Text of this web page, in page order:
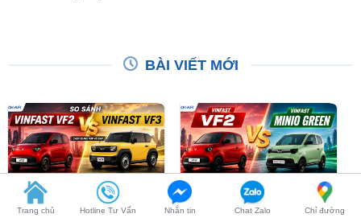
BÀI VIẾT MỚI
So Sánh VinFast VF2 Với
So Sánh VinFast VF2 Với
Trang chủ Hotline Tư Vấn Nhắn tin Chat Zalo Chỉ đường